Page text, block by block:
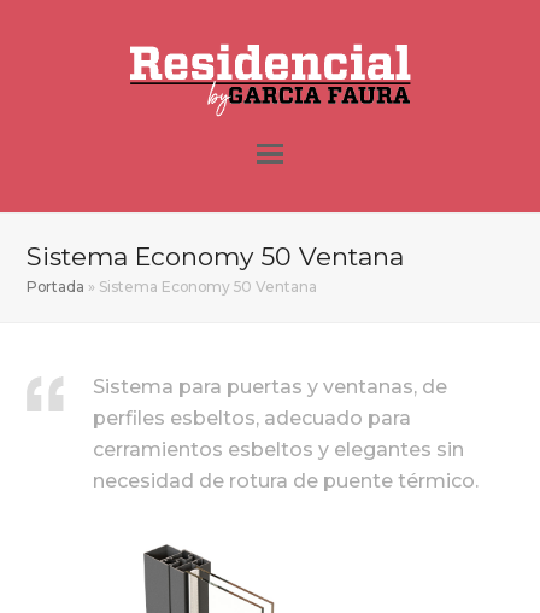
Sistema Economy 50 Ventana
Portada » Sistema Economy 50 Ventana
Sistema para puertas y ventanas, de
perfiles esbeltos, adecuado para
cerramientos esbeltos y elegantes sin
necesidad de rotura de puente térmico.